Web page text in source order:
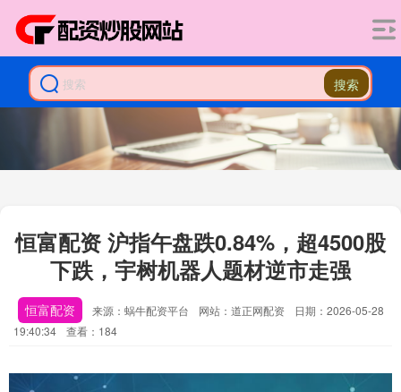
搜索
恒富配资 沪指午盘跌0.84%，超4500股
下跌，宇树机器人题材逆市走强
恒富配资 来源：蜗牛配资平台 网站：道正网配资
日期：2026-05-28
19:40:34
查看：184